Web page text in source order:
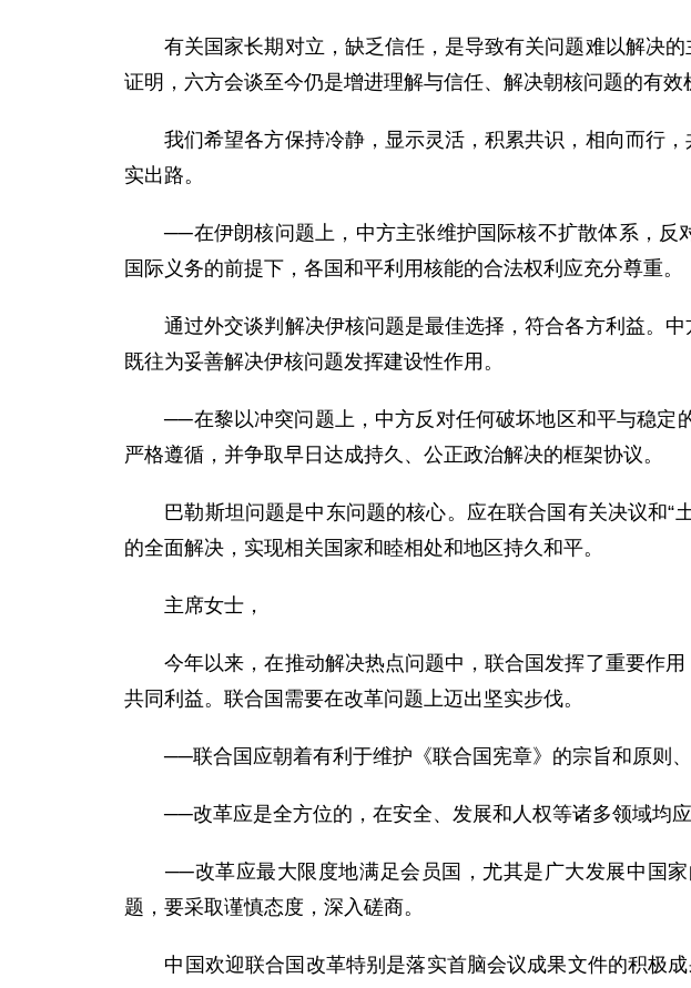
有关国家长期对立，缺乏信任，是导致有关问题难以解决的
证明，六方会谈至今仍是增进理解与信任、解决朝核问题的有效
我们希望各方保持冷静，显示灵活，积累共识，相向而行，
实出路。
──在伊朗核问题上，中方主张维护国际核不扩散体系，反
国际义务的前提下，各国和平利用核能的合法权利应充分尊重。
通过外交谈判解决伊核问题是最佳选择，符合各方利益。中
既往为妥善解决伊核问题发挥建设性作用。
──在黎以冲突问题上，中方反对任何破坏地区和平与稳定
严格遵循，并争取早日达成持久、公正政治解决的框架协议。
巴勒斯坦问题是中东问题的核心。应在联合国有关决议和“
的全面解决，实现相关国家和睦相处和地区持久和平。
主席女士，
今年以来，在推动解决热点问题中，联合国发挥了重要作用
共同利益。联合国需要在改革问题上迈出坚实步伐。
──联合国应朝着有利于维护《联合国宪章》的宗旨和原则、
──改革应是全方位的，在安全、发展和人权等诸多领域均应
──改革应最大限度地满足会员国，尤其是广大发展中国家
题，要采取谨慎态度，深入磋商。
中国欢迎联合国改革特别是落实首脑会议成果文件的积极成